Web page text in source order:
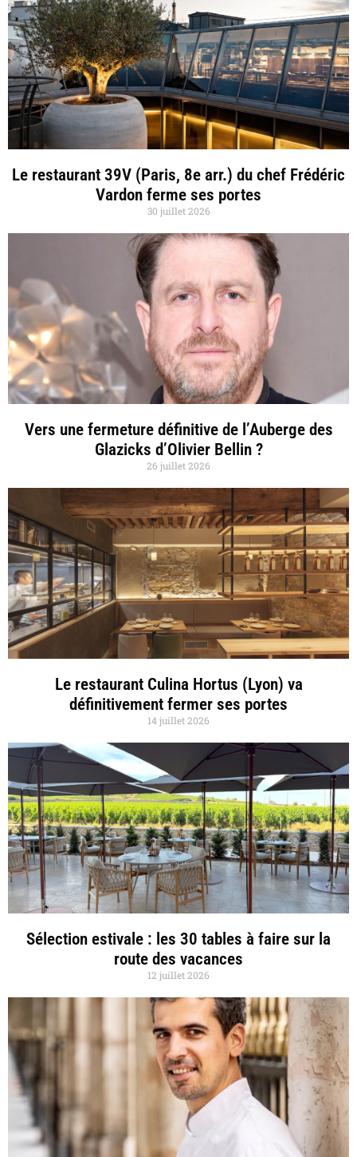
Le restaurant 39V (Paris, 8e arr.) du chef Frédéric
Vardon ferme ses portes
30 juillet 2026
Vers une fermeture définitive de l’Auberge des
Glazicks d’Olivier Bellin ?
26 juillet 2026
Le restaurant Culina Hortus (Lyon) va
définitivement fermer ses portes
14 juillet 2026
Sélection estivale : les 30 tables à faire sur la
route des vacances
12 juillet 2026